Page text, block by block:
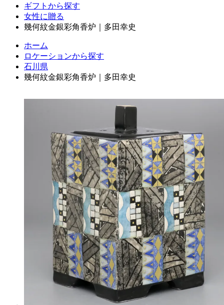
ギフトから探す
女性に贈る
幾何紋金銀彩角香炉｜多田幸史
ホーム
ロケーションから探す
石川県
幾何紋金銀彩角香炉｜多田幸史